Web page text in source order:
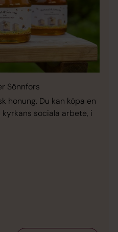
Sönnfors
honung. Du kan köpa en
sociala arbete, i